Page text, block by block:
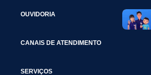
OUVIDORIA
CANAIS DE ATENDIMENTO
SERVIÇOS